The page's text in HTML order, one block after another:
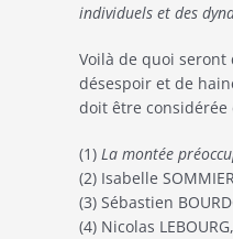
individuels et des
Voilà de quoi seront
désespoir et de
doit être
(1) La montée
(2) Isabelle
(3) Sébastien
(4) Nicolas LEBOURG,